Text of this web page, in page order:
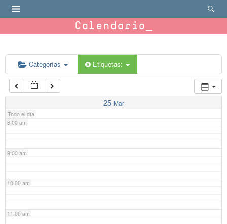
Calendario
Categorías Etiquetas:
25 Mar
Todo el día
6:00 am
7:00 am
8:00 am
9:00 am
10:00 am
11:00 am